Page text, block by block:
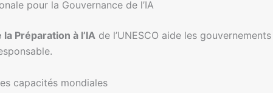
pour la Gouvernance de l’IA
Préparation à l’IA de l’UNESCO aide les
capacités mondiales